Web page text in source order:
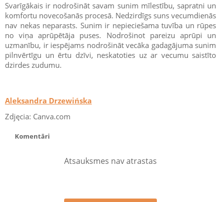
Svarīgākais ir nodrošināt savam sunim mīlestību, sapratni un
komfortu novecošanās procesā. Nedzirdīgs suns vecumdienās
nav nekas neparasts. Sunim ir nepieciešama tuvība un rūpes
no viņa aprūpētāja puses. Nodrošinot pareizu aprūpi un
uzmanību, ir iespējams nodrošināt vecāka gadagājuma sunim
pilnvērtīgu un ērtu dzīvi, neskatoties uz ar vecumu saistīto
dzirdes zudumu.
Aleksandra Drzewińska
Zdjęcia: Canva.com
Komentāri
Atsauksmes nav atrastas